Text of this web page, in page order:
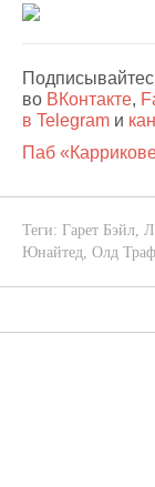
во ВКонтакте,
в Telegram и
Паб
Теги: Гарет Бэйл,
Юнайтед, Олд